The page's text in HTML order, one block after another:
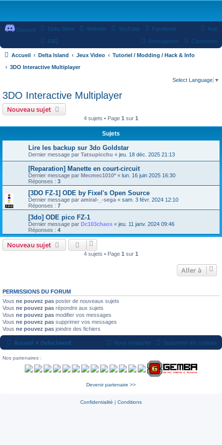
Nuit
Discord Delta Store Website YouTube Facebook
FAQ Connexion
S’enregistrer
Accueil Delta Island Jeux Video
Tutoriel / Modding / Hack & Info
3DO Interactive Multiplayer
Select Language ▼
3DO Interactive Multiplayer
Nouveau sujet
4 sujets • Page 1 sur 1
Sujets
Lire les backup sur 3do Goldstar
Dernier message par Tatsupicchu « jeu. 18 déc. 2025 21:13
[Reparation] Manette en court-circuit
Dernier message par Mecmec1010* « lun. 16 juin 2025 16:30
Réponses : 3
[3DO FZ-1] ODE by Fixel's Open Source
Dernier message par amiral-_-sega « sam. 3 févr. 2024 12:10
Réponses : 7
[3do] ODE pico FZ-1
Dernier message par Dc103chaos « jeu. 11 janv. 2024 09:46
Réponses : 4
Nouveau sujet
4 sujets • Page 1 sur 1
Aller à
PERMISSIONS DU FORUM
Vous ne pouvez pas poster de nouveaux sujets
Vous ne pouvez pas répondre aux sujets
Vous ne pouvez pas modifier vos messages
Vous ne pouvez pas supprimer vos messages
Vous ne pouvez pas joindre des fichiers
Accueil Delta Island Supprimer les cookies
Nous contacter
Nos partenaires :
Devenir partenaire >>
Confidentialité | Conditions